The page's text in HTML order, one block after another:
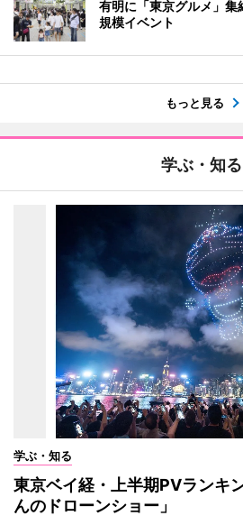
有明に「東京グルメ」
規模イベント
もっと見る
学ぶ・知る
学ぶ・知る
東京ベイ経・上半期PVランキ
んのドローンショー」